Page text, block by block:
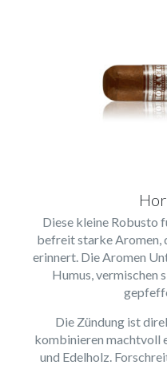
Diese kleine Robusto
befreit starke Aromen,
erinnert. Die Aromen
Humus, vermischen
Die Zündung ist
kombinieren machtvoll
und Edelholz.